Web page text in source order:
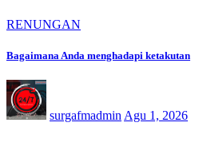
RENUNGAN
Bagaimana Anda menghadapi ketakutan
surgafmadmin Agu 1, 2026